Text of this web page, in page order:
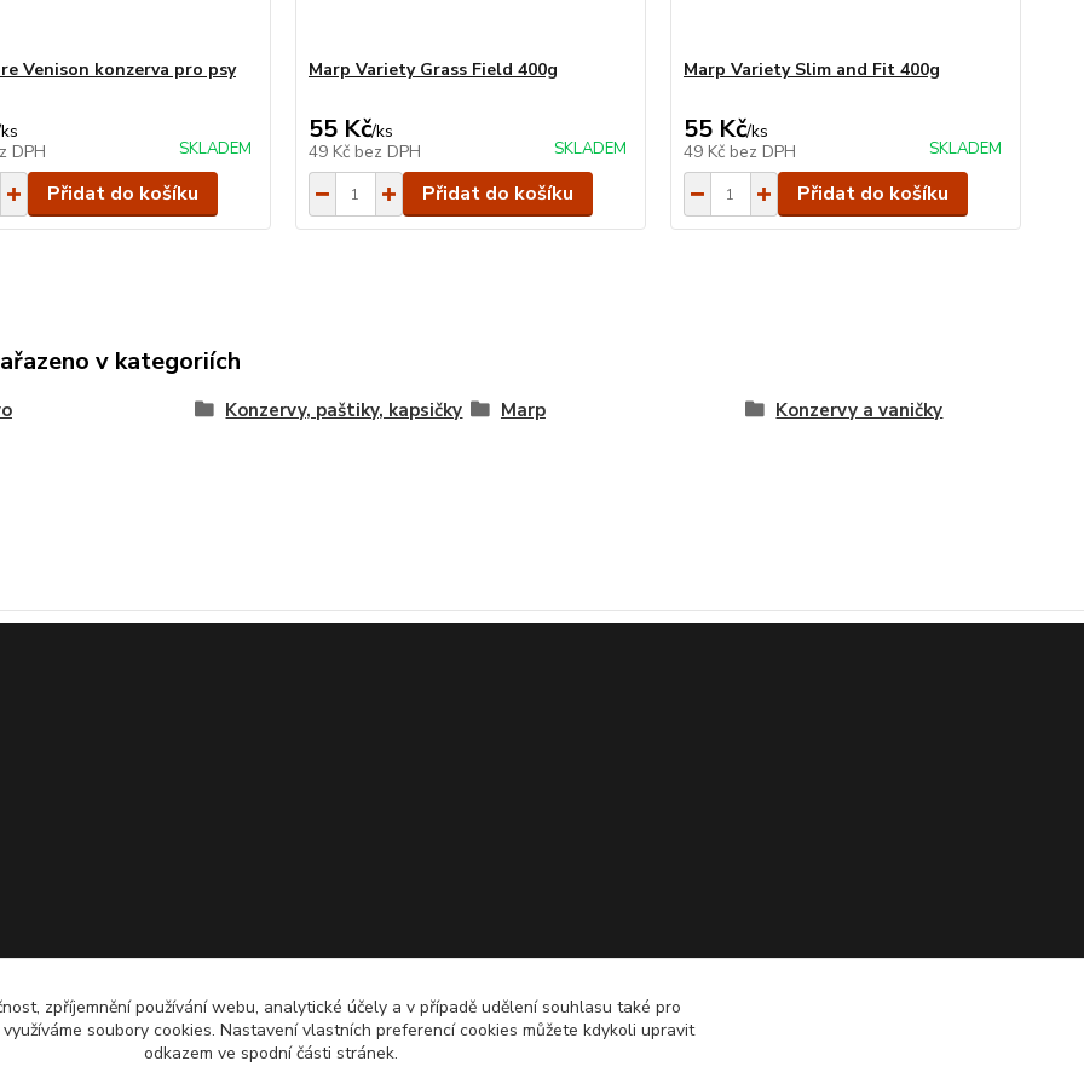
Venison konzerva pro psy
ks
DPH
SKLADEM
Přidat do košíku
Marp Variety Grass Field 400g
55 Kč/ks
49 Kč bez DPH SKLADEM
Přidat do košíku
Marp Variety Slim and Fit 400g
55 Kč/ks
49 Kč bez DPH SKLADEM
Přidat do košíku
v kategoriích
Konzervy, paštiky, kapsičky Marp Konzervy a vaničky
zpříjemnění používání webu, analytické účely a v případě udělení souhlasu také pro
soubory cookies. Nastavení vlastních preferencí cookies můžete kdykoli upravit
odkazem ve spodní části stránek.